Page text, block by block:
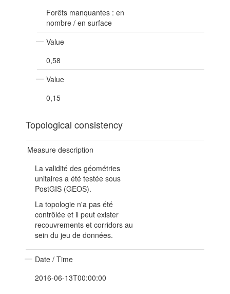
Forêts manquantes : en
nombre / en surface
Value
0,58
Value
0,15
Topological consistency
Measure description
La validité des géométries
unitaires a été testée sous
PostGIS (GEOS).
La topologie n'a pas été
contrôlée et il peut exister
recouvrements et corridors au
sein du jeu de données.
Date / Time
2016-06-13T00:00:00